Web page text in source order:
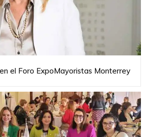
el Foro ExpoMayoristas Monterrey